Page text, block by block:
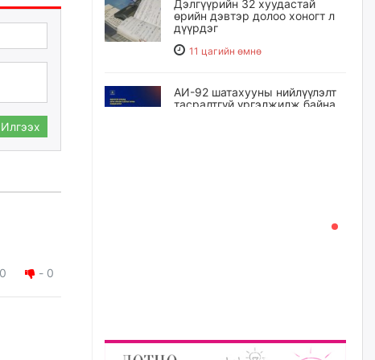
Илгээх
0 - 0
Дэлгүүрийн 32 хуудастай
өрийн дэвтэр долоо хоногт л
дүүрдэг
11 цагийн өмнө
АИ-92 шатахууны нийлүүлэлт
тасралтгүй үргэлжилж байна